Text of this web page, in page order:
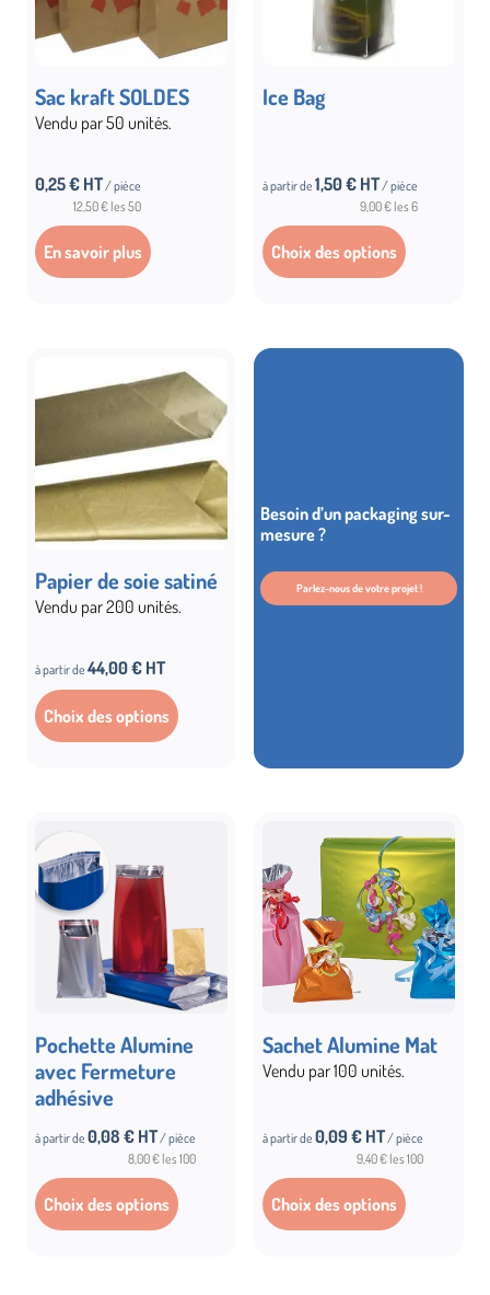
Sac kraft SOLDES
Vendu par 50 unités.
En savoir plus
0,25 € HT/ pièce
12,50 € les 50
Ice Bag
Choix des options
à partir de 1,50€ HT/ pièce
9,00 € les 6
Papier de soie satiné
Vendu par 200 unités.
Choix des options
à partir de 44,00 € HT
Besoin d’un packaging sur-
mesure ?
Parlez-nous de votre projet !
Pochette Alumine
avec Fermeture
adhésive
Choix des options
à partir de 0,08 € HT/ pièce
8,00 € les 100
Sachet Alumine Mat
Vendu par 100 unités.
Choix des options
à partir de 0,09 € HT/ pièce
9,40 € les 100